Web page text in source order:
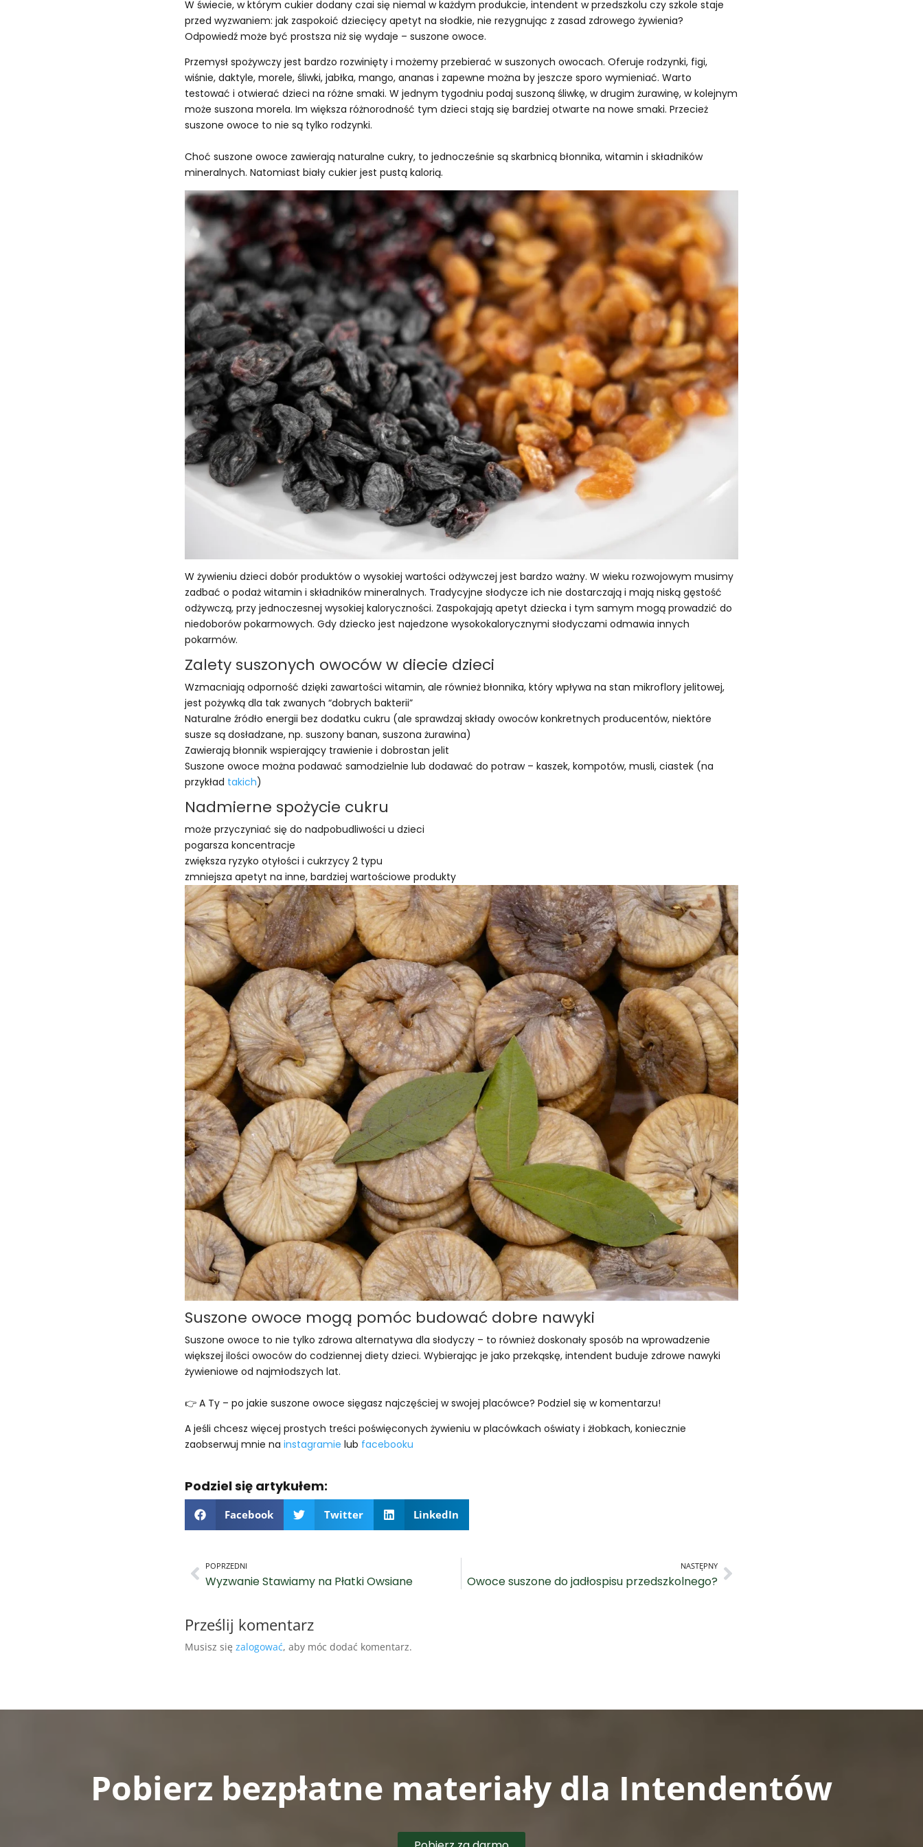
W świecie, w którym cukier dodany czai się niemal w każdym produkcie, intendent w przedszkolu czy szkole staje
przed wyzwaniem: jak zaspokoić dziecięcy apetyt na słodkie, nie rezygnując z zasad zdrowego żywienia?
Odpowiedź może być prostsza niż się wydaje – suszone owoce.
Przemysł spożywczy jest bardzo rozwinięty i możemy przebierać w suszonych owocach. Oferuje rodzynki, figi,
wiśnie, daktyle, morele, śliwki, jabłka, mango, ananas i zapewne można by jeszcze sporo wymieniać. Warto
testować i otwierać dzieci na różne smaki. W jednym tygodniu podaj suszoną śliwkę, w drugim żurawinę, w kolejnym
może suszona morela. Im większa różnorodność tym dzieci stają się bardziej otwarte na nowe smaki. Przecież
suszone owoce to nie są tylko rodzynki.
Choć suszone owoce zawierają naturalne cukry, to jednocześnie są skarbnicą błonnika, witamin i składników
mineralnych. Natomiast biały cukier jest pustą kalorią.
W żywieniu dzieci dobór produktów o wysokiej wartości odżywczej jest bardzo ważny. W wieku rozwojowym musimy
zadbać o podaż witamin i składników mineralnych. Tradycyjne słodycze ich nie dostarczają i mają niską gęstość
odżywczą, przy jednoczesnej wysokiej kaloryczności. Zaspokajają apetyt dziecka i tym samym mogą prowadzić do
niedoborów pokarmowych. Gdy dziecko jest najedzone wysokokalorycznymi słodyczami odmawia innych
pokarmów.
Zalety suszonych owoców w diecie dzieci
Wzmacniają odporność dzięki zawartości witamin, ale również błonnika, który wpływa na stan mikroflory jelitowej,
jest pożywką dla tak zwanych “dobrych bakterii”
Naturalne źródło energii bez dodatku cukru (ale sprawdzaj składy owoców konkretnych producentów, niektóre
susze są dosładzane, np. suszony banan, suszona żurawina)
Zawierają błonnik wspierający trawienie i dobrostan jelit
Suszone owoce można podawać samodzielnie lub dodawać do potraw – kaszek, kompotów, musli, ciastek (na
przykład takich)
Nadmierne spożycie cukru
może przyczyniać się do nadpobudliwości u dzieci
pogarsza koncentracje
zwiększa ryzyko otyłości i cukrzycy 2 typu
zmniejsza apetyt na inne, bardziej wartościowe produkty
Suszone owoce mogą pomóc budować dobre nawyki
Suszone owoce to nie tylko zdrowa alternatywa dla słodyczy – to również doskonały sposób na wprowadzenie
większej ilości owoców do codziennej diety dzieci. Wybierając je jako przekąskę, intendent buduje zdrowe nawyki
żywieniowe od najmłodszych lat.
👉 A Ty – po jakie suszone owoce sięgasz najczęściej w swojej placówce? Podziel się w komentarzu!
A jeśli chcesz więcej prostych treści poświęconych żywieniu w placówkach oświaty i żłobkach, koniecznie
zaobserwuj mnie na instagramie lub facebooku
Podziel się artykułem:
Facebook Twitter LinkedIn
POPRZEDNI
Wyzwanie Stawiamy na Płatki Owsiane
NASTĘPNY
Owoce suszone do jadłospisu przedszkolnego?
Prześlij komentarz
Musisz się zalogować, aby móc dodać komentarz.
Pobierz bezpłatne materiały dla Intendentów